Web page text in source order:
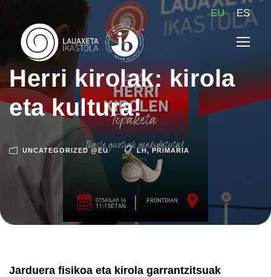
EU ES
Herri kirolak: kirola
eta kultura!
UNCATEGORIZED @EU LH, PRIMARIA
Jarduera fisikoa eta kirola garrantzitsuak